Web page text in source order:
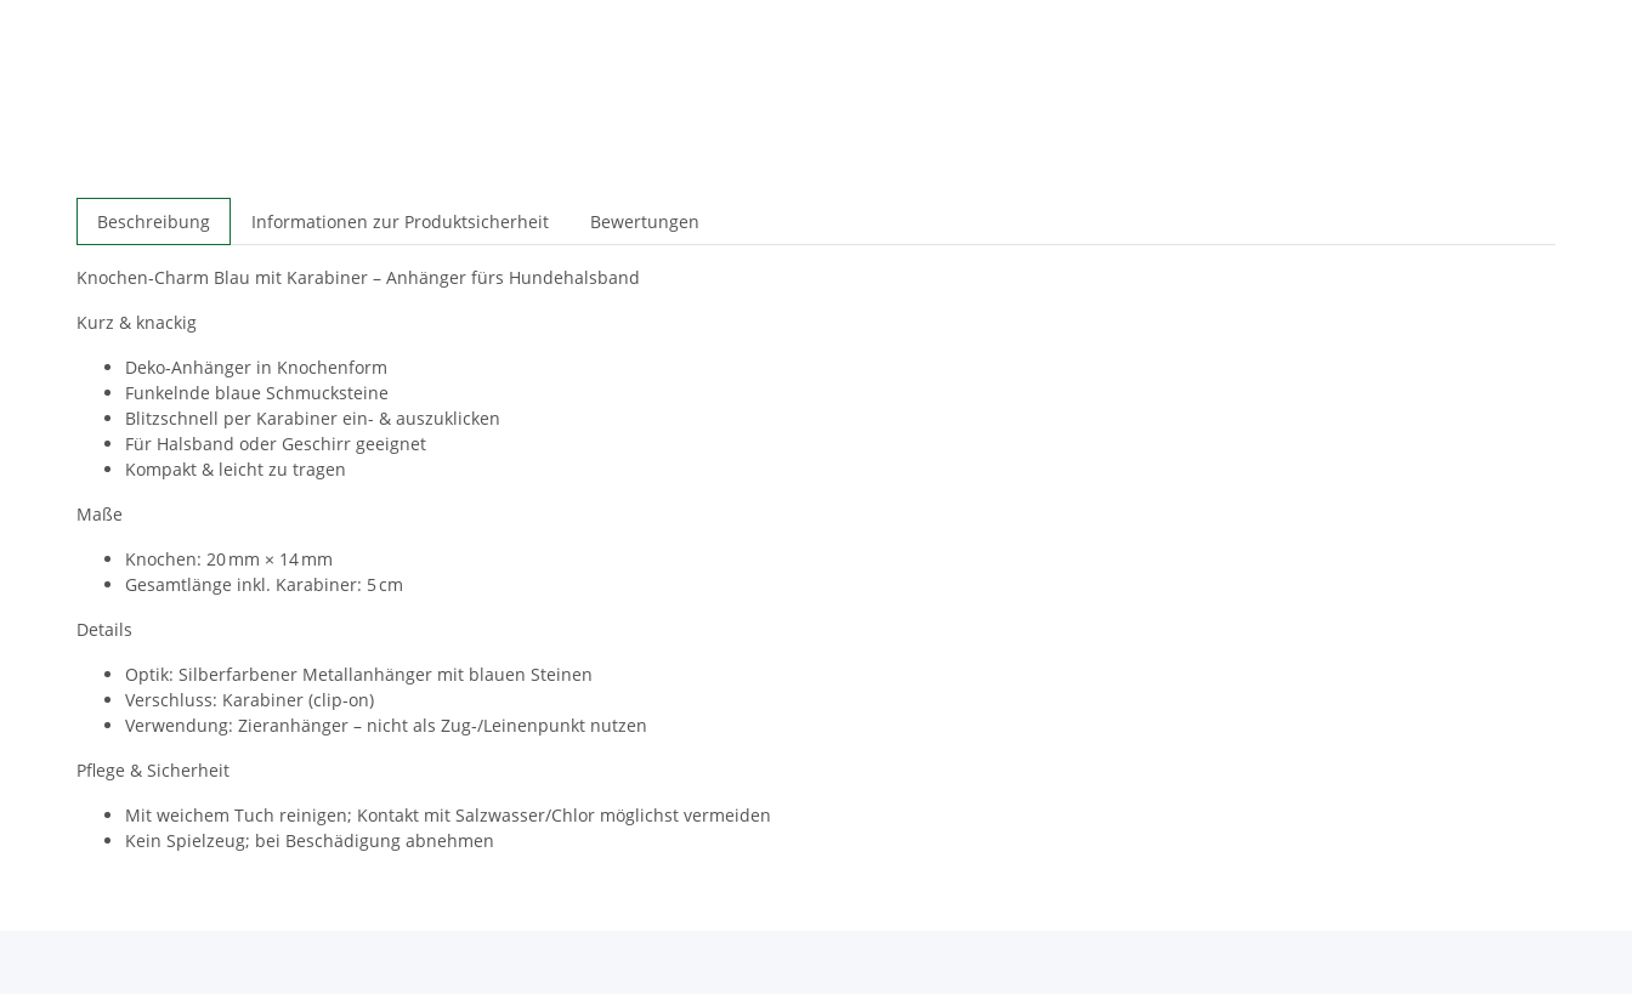
Beschreibung Informationen zur Produktsicherheit Bewertungen
Knochen‑Charm Blau mit Karabiner – Anhänger fürs Hundehalsband
Kurz & knackig
Deko‑Anhänger in Knochenform
Funkelnde blaue Schmucksteine
Blitzschnell per Karabiner ein- & auszuklicken
Für Halsband oder Geschirr geeignet
Kompakt & leicht zu tragen
Maße
Knochen: 20 mm × 14 mm
Gesamtlänge inkl. Karabiner: 5 cm
Details
Optik: Silberfarbener Metallanhänger mit blauen Steinen
Verschluss: Karabiner (clip‑on)
Verwendung: Zieranhänger – nicht als Zug‑/Leinenpunkt nutzen
Pflege & Sicherheit
Mit weichem Tuch reinigen; Kontakt mit Salzwasser/Chlor möglichst vermeiden
Kein Spielzeug; bei Beschädigung abnehmen